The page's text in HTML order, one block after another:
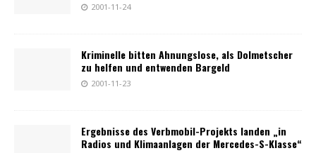
2001-11-24
Kriminelle bitten Ahnungslose, als Dolmetscher
zu helfen und entwenden Bargeld
2001-11-23
Ergebnisse des Verbmobil-Projekts landen „in
Radios und Klimaanlagen der Mercedes-S-Klasse“